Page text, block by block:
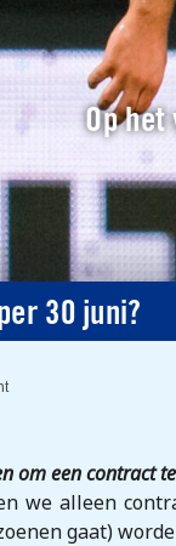
Op het
30 juni?
om een contract
we alleen
gaat)